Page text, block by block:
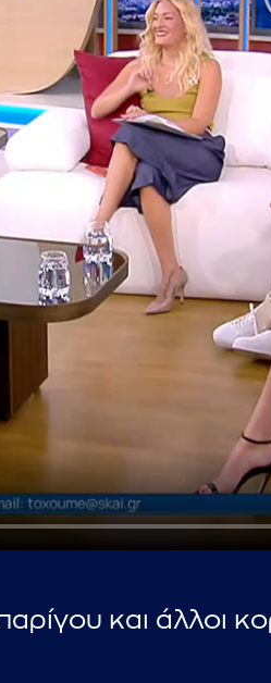
κείμενο προς αναζήτηση
και άλλοι